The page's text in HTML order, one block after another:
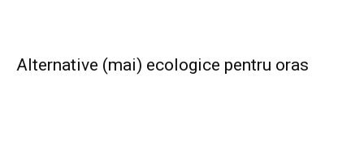
Alternative (mai) ecologice pentru oras